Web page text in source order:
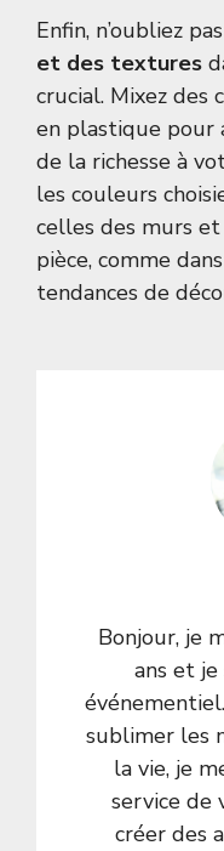
Enfin, n’oubliez
et des textures
crucial. Mixez des
en plastique pour
de la richesse à
les couleurs
celles des murs
pièce, comme
tendances de
Bonjour, je
ans et
sublimer les
la vie, je
service de
créer des